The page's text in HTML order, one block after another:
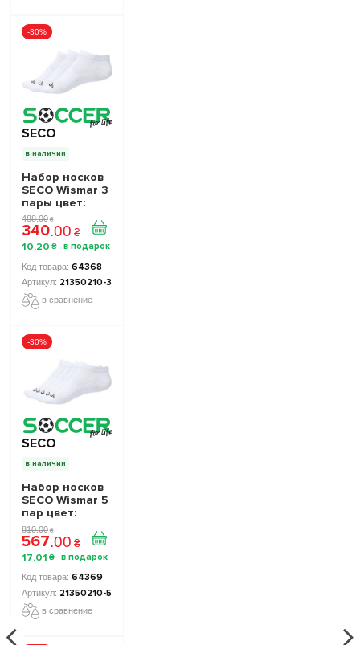
-30%
SECO
в наличии
Набор носков
SECO Wismar 3
пары цвет:
белый
488.00 ₴
340.00 ₴
10.20 ₴
64368
21350210-3
в сравнение
-30%
SECO
в наличии
Набор носков
SECO Wismar 5
пар цвет:
белый
810.00 ₴
567.00 ₴
17.01 ₴
64369
21350210-5
в сравнение